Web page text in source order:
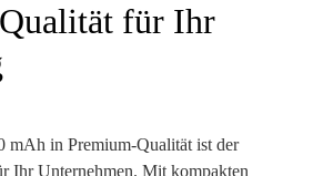
für Ihr
mAh in Premium-Qualität ist der
Ihr Unternehmen. Mit kompakten